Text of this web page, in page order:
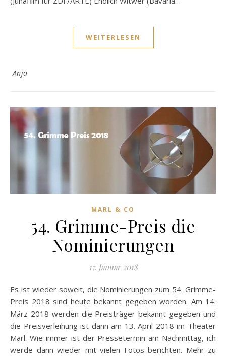
WEITERLESEN
Anja
MARL & CO
54. Grimme-Preis die
Nominierungen
17. Januar 2018
Es ist wieder soweit, die Nominierungen zum 54. Grimme-
Preis 2018 sind heute bekannt gegeben worden. Am 14.
März 2018 werden die Preisträger bekannt gegeben und
die Preisverleihung ist dann am 13. April 2018 im Theater
Marl. Wie immer ist der Pressetermin am Nachmittag, ich
werde dann wieder mit vielen Fotos berichten. Mehr zu